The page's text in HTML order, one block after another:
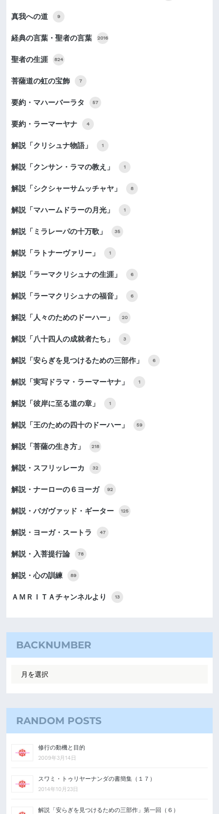
真我への道 9
経典の言葉・聖者の言葉 2016
聖者の生涯 824
菩薩道の虹の宝飾 7
要約・マハーバーラタ 57
要約・ラーマーヤナ 4
解説「クリシュナ物語」 1
解説「クンサン・ラマの教え」 1
解説「シクシャーサムッチャヤ」 8
解説「マハームドラーの月光」 1
解説「ミラレーパの十万歌」 35
解説「ラトナーヴァリー」 1
解説「ラーマクリシュナの生涯」 6
解説「ラーマクリシュナの福音」 6
解説「人々のためのドーハー」 20
解説「八十四人の成就者たち」 3
解説「安らぎを見つけるための三部作」 6
解説「実写ドラマ・ラーマーヤナ」 1
解説「彼岸に至る道の章」 1
解説「王のための四十のドーハー」 59
解説「菩薩の生き方」 218
解説・スフリッレーカ 32
解説・ナーローの６ヨーガ 92
解説・バガヴァッド・ギーター 125
解説・ヨーガ・スートラ 47
解説・入菩提行論 78
解説・心の訓練 89
ＡＭＲＩＴＡチャンネルより 13
BACKNUMBER
RANDOM POSTS
修行の動機と目的
2009年3月14日
スワミ・トゥリヤーナンダの書簡集（１７）
2014年10月23日
解説「安らぎを見つけるための三部作」第一回（６）